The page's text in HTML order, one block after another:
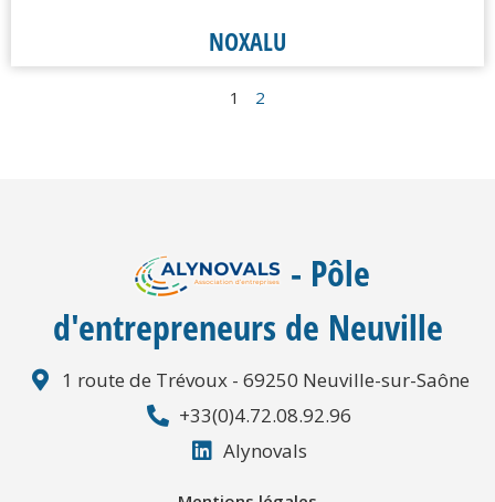
NOXALU
1 2
- Pôle
d'entrepreneurs de Neuville
1 route de Trévoux - 69250 Neuville-sur-Saône
+33(0)4.72.08.92.96
Alynovals